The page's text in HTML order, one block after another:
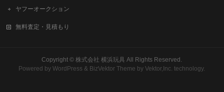
ヤフーオークション
無料査定・見積もり
Copyright ©株式会社 横浜玩具 All Rights Reserved.
Powered byWordPress & BizVektor Theme byVektor,Inc. technology.